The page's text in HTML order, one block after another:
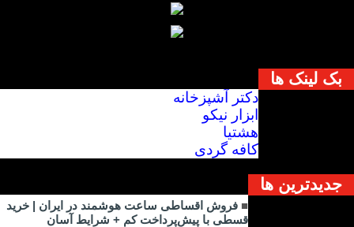
بک لینک ها
دکتر آشپزخانه
ابزار نیکو
هشتیا
کافه گردی
جديدترين ها
فروش اقساطی ساعت هوشمند در ایران | خرید
قسطی با پیش‌پرداخت کم + شرایط آسان